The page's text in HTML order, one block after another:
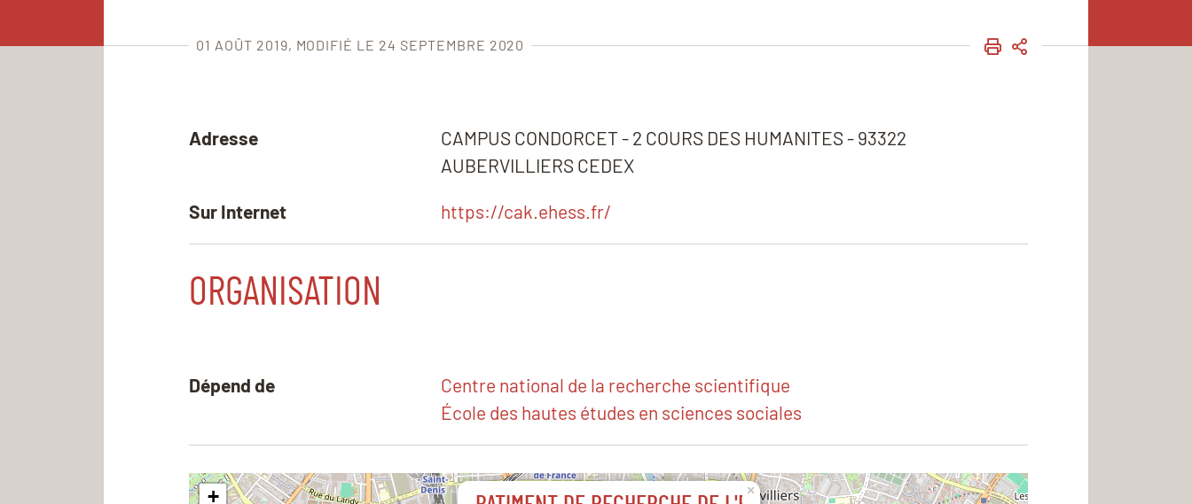
01 AOÛT 2019 MODIFIÉ LE 24 SEPTEMBRE 2020 IMPRIMER
PARTAGER
Adresse
CAMPUS CONDORCET - 2 COURS DES HUMANITES - 93322
AUBERVILLIERS CEDEX
Sur Internet https://cak.ehess.fr/
ORGANISATION
Dépend de
Centre national de la recherche scientifique
École des hautes études en sciences sociales
×
+